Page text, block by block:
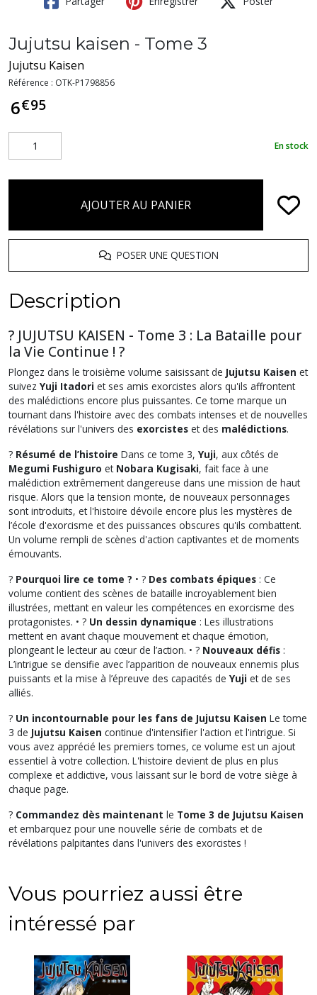
Jujutsu kaisen - Tome 3
Jujutsu Kaisen
Référence : OTK-P1798856
6€95
En stock
AJOUTER AU PANIER
POSER UNE QUESTION
Description
? JUJUTSU KAISEN - Tome 3 : La Bataille pour
la Vie Continue ! ?
Plongez dans le troisième volume saisissant de Jujutsu Kaisen et
suivez Yuji Itadori et ses amis exorcistes alors qu'ils affrontent
des malédictions encore plus puissantes. Ce tome marque un
tournant dans l'histoire avec des combats intenses et de nouvelles
révélations sur l'univers des exorcistes et des malédictions.
? Résumé de l’histoire Dans ce tome 3, Yuji, aux côtés de
Megumi Fushiguro et Nobara Kugisaki, fait face à une
malédiction extrêmement dangereuse dans une mission de haut
risque. Alors que la tension monte, de nouveaux personnages
sont introduits, et l'histoire dévoile encore plus les mystères de
l’école d'exorcisme et des puissances obscures qu'ils combattent.
Un volume rempli de scènes d'action captivantes et de moments
émouvants.
? Pourquoi lire ce tome ? • ? Des combats épiques : Ce
volume contient des scènes de bataille incroyablement bien
illustrées, mettant en valeur les compétences en exorcisme des
protagonistes. • ? Un dessin dynamique : Les illustrations
mettent en avant chaque mouvement et chaque émotion,
plongeant le lecteur au cœur de l’action. • ? Nouveaux défis :
L’intrigue se densifie avec l’apparition de nouveaux ennemis plus
puissants et la mise à l’épreuve des capacités de Yuji et de ses
alliés.
? Un incontournable pour les fans de Jujutsu Kaisen Le tome
3 de Jujutsu Kaisen continue d'intensifier l'action et l'intrigue. Si
vous avez apprécié les premiers tomes, ce volume est un ajout
essentiel à votre collection. L'histoire devient de plus en plus
complexe et addictive, vous laissant sur le bord de votre siège à
chaque page.
? Commandez dès maintenant le Tome 3 de Jujutsu Kaisen
et embarquez pour une nouvelle série de combats et de
révélations palpitantes dans l'univers des exorcistes !
Vous pourriez aussi être
intéressé par